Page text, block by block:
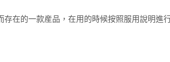
在的一款産品，在用的時候按照服用說明